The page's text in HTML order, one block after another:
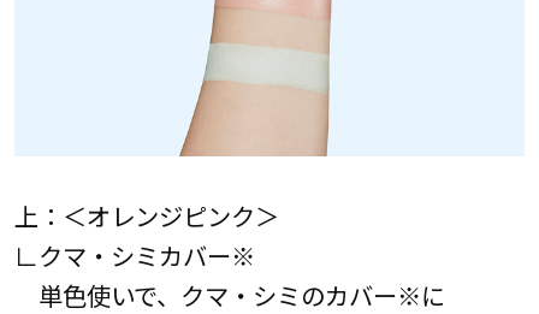
上：＜オレンジピンク＞
∟クマ・シミカバー※
単色使いで、クマ・シミのカバー※に